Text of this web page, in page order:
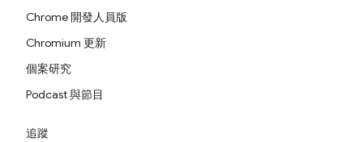
Chrome 開發人員版
Chromium 更新
個案研究
Podcast 與節目
追蹤